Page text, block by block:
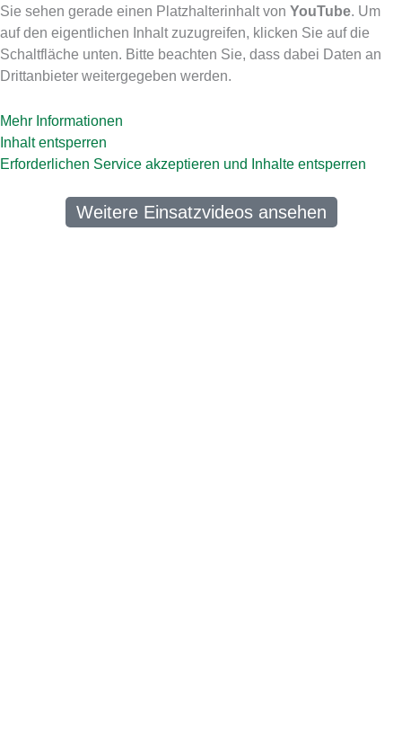
Sie sehen gerade einen Platzhalterinhalt von YouTube. Um
auf den eigentlichen Inhalt zuzugreifen, klicken Sie auf die
Schaltfläche unten. Bitte beachten Sie, dass dabei Daten an
Drittanbieter weitergegeben werden.
Mehr Informationen
Inhalt entsperren
Erforderlichen Service akzeptieren und Inhalte entsperren
Weitere Einsatzvideos ansehen